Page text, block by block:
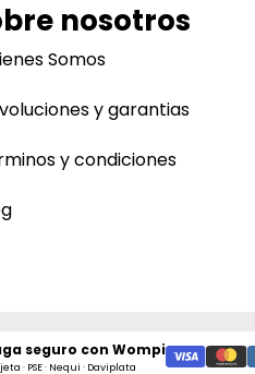
nosotros
Somos
y garantias
y condiciones
seguro con Wompi
· PSE · Nequi · Daviplata